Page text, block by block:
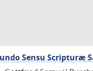
Sensu Scripturæ